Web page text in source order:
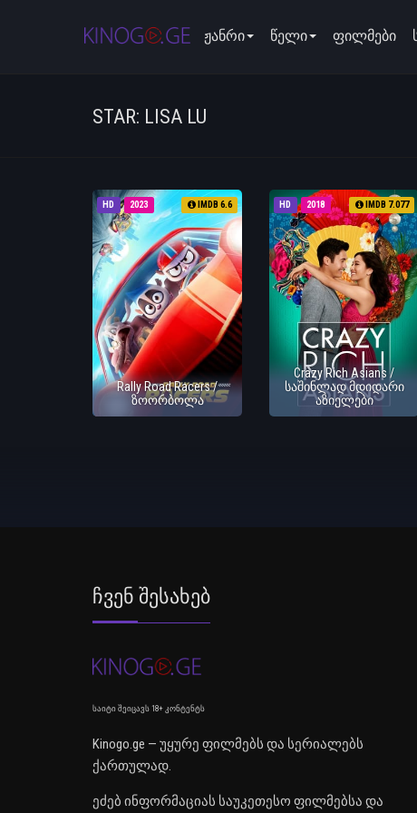
ჟანრი წელი ფილმები
STAR: LISA LU
HD 2023 IMDB 6.6
Rally Road Racers /
ზოორბოლა
HD 2018 IMDB 7.077
Crazy Rich Asians /
საშინლად მდიდარი
აზიელები
Ჩვენ Შესახებ
საიტი შეიცავს 18+ კონტენტს
Kinogo.ge — უყურე ფილმებს და სერიალებს
ქართულად.
ეძებ ინფორმაციას საუკეთესო ფილმებსა და